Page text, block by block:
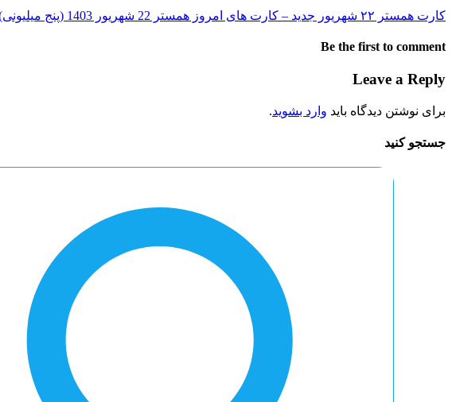
کارت همستر ۲۲ شهریور جدید – کارت های امروز همستر 22 شهریور 1403 (پنج میلیونی)
Be the first to comment
Leave a Reply
برای نوشتن دیدگاه باید وارد بشوید.
جستجو کنید